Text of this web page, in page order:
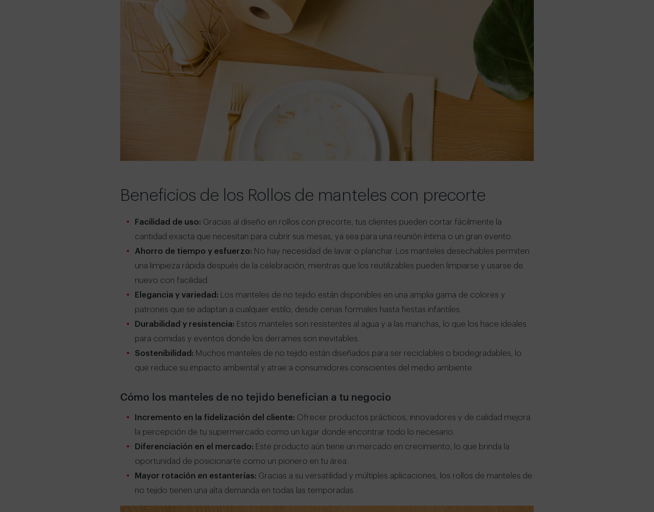
Beneficios de los Rollos de manteles con precorte
Facilidad de uso: Gracias al diseño en rollos con precorte, tus clientes pueden cortar fácilmente la
cantidad exacta que necesitan para cubrir sus mesas, ya sea para una reunión íntima o un gran evento.
Ahorro de tiempo y esfuerzo: No hay necesidad de lavar o planchar. Los manteles desechables permiten
una limpieza rápida después de la celebración, mientras que los reutilizables pueden limpiarse y usarse de
nuevo con facilidad.
Elegancia y variedad: Los manteles de no tejido están disponibles en una amplia gama de colores y
patrones que se adaptan a cualquier estilo, desde cenas formales hasta fiestas infantiles.
Durabilidad y resistencia: Estos manteles son resistentes al agua y a las manchas, lo que los hace ideales
para comidas y eventos donde los derrames son inevitables.
Sostenibilidad: Muchos manteles de no tejido están diseñados para ser reciclables o biodegradables, lo
que reduce su impacto ambiental y atrae a consumidores conscientes del medio ambiente.
Cómo los manteles de no tejido benefician a tu negocio
Incremento en la fidelización del cliente: Ofrecer productos prácticos, innovadores y de calidad mejora
la percepción de tu supermercado como un lugar donde encontrar todo lo necesario.
Diferenciación en el mercado: Este producto aún tiene un mercado en crecimiento, lo que brinda la
oportunidad de posicionarte como un pionero en tu área.
Mayor rotación en estanterías: Gracias a su versatilidad y múltiples aplicaciones, los rollos de manteles de
no tejido tienen una alta demanda en todas las temporadas.